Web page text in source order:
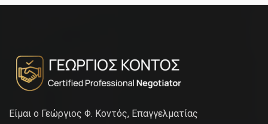
Είμαι ο Γεώργιος Φ. Κοντός, Επαγγελματίας